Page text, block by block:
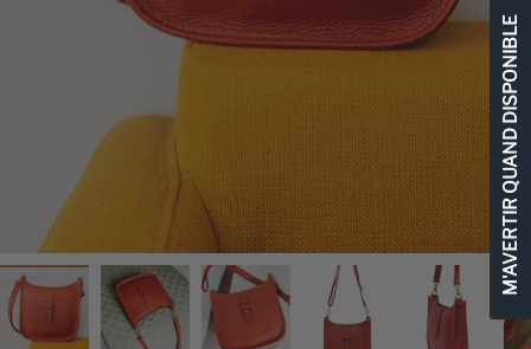
M'AVERTIR QUAND DISPONIBLE